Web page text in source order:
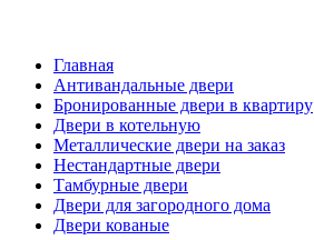
Главная
Антивандальные двери
Бронированные двери в квартиру
Двери в котельную
Металлические двери на заказ
Нестандартные двери
Тамбурные двери
Двери для загородного дома
Двери кованые